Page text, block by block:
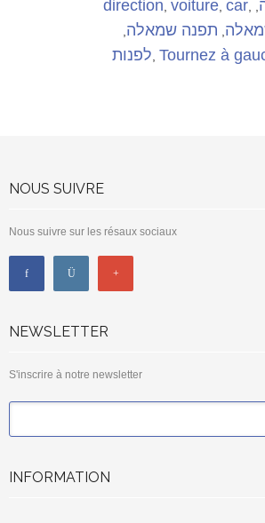
direction voiture car
תפנה שמאלה
לפנות Tournez à
NOUS SUIVRE
Nous suivre sur les résaux sociaux
NEWSLETTER
S'inscrire à notre newsletter
INFORMATION